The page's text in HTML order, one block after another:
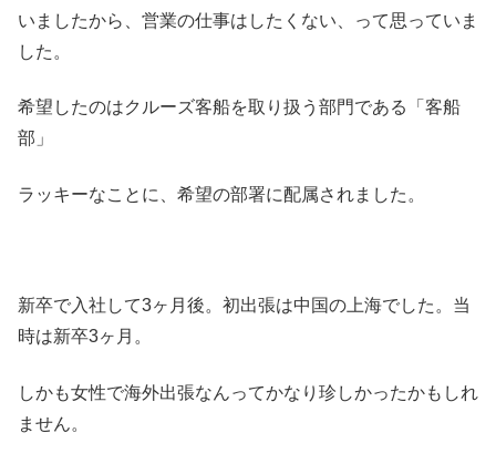
いましたから、営業の仕事はしたくない、って思っていま
した。
希望したのはクルーズ客船を取り扱う部門である「客船
部」
ラッキーなことに、希望の部署に配属されました。
新卒で入社して3ヶ月後。初出張は中国の上海でした。当
時は新卒3ヶ月。
しかも女性で海外出張なんってかなり珍しかったかもしれ
ません。